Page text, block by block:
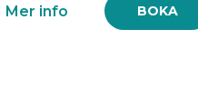
BOKA
Mer info